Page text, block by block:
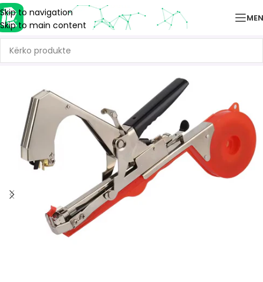
Skip to navigation
Skip to main content